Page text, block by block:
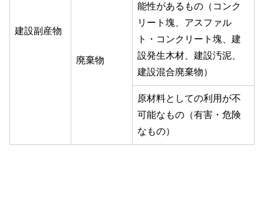
建設副産物
廃棄物
能性があるもの（コンク
リート塊、アスファル
ト・コンクリート塊、建
設発生木材、建設汚泥、
建設混合廃棄物）
原材料としての利用が不
可能なもの（有害・危険
なもの）